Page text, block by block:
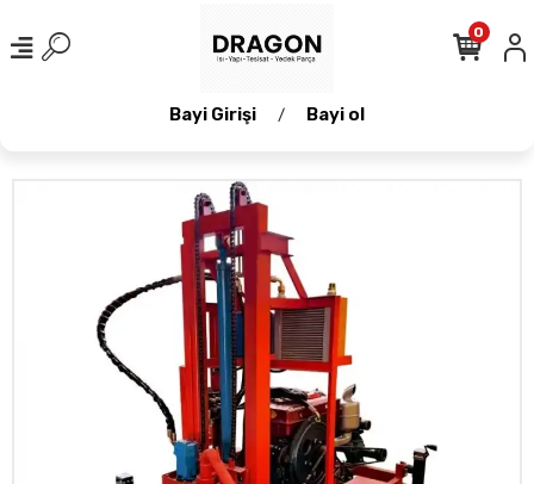
Bayi Girişi / Bayi ol
0